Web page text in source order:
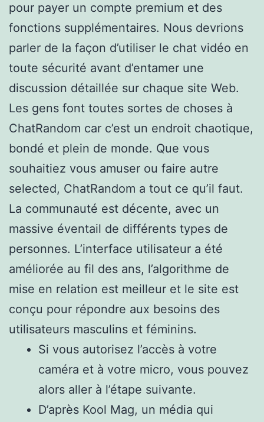
pour payer un compte premium et des
fonctions supplémentaires. Nous devrions
parler de la façon d’utiliser le chat vidéo en
toute sécurité avant d’entamer une
discussion détaillée sur chaque site Web.
Les gens font toutes sortes de choses à
ChatRandom car c’est un endroit chaotique,
bondé et plein de monde. Que vous
souhaitiez vous amuser ou faire autre
selected, ChatRandom a tout ce qu’il faut.
La communauté est décente, avec un
massive éventail de différents types de
personnes. L’interface utilisateur a été
améliorée au fil des ans, l’algorithme de
mise en relation est meilleur et le site est
conçu pour répondre aux besoins des
utilisateurs masculins et féminins.
Si vous autorisez l’accès à votre
caméra et à votre micro, vous pouvez
alors aller à l’étape suivante.
D’après Kool Mag, un média qui